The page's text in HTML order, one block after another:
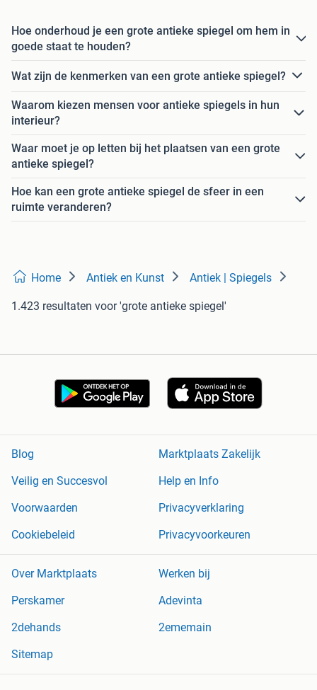
Hoe onderhoud je een grote antieke spiegel om hem in
goede staat te houden?
Wat zijn de kenmerken van een grote antieke spiegel?
Waarom kiezen mensen voor antieke spiegels in hun
interieur?
Waar moet je op letten bij het plaatsen van een grote
antieke spiegel?
Hoe kan een grote antieke spiegel de sfeer in een
ruimte veranderen?
Home Antiek en Kunst Antiek | Spiegels
1.423 resultaten voor 'grote antieke spiegel'
Blog
Marktplaats Zakelijk
Veilig en Succesvol
Help en Info
Voorwaarden
Privacyverklaring
Cookiebeleid
Privacyvoorkeuren
Over Marktplaats
Werken bij
Perskamer
Adevinta
2dehands
2ememain
Sitemap